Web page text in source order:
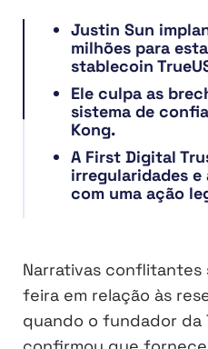
Justin Sun
milhões para
stablecoin
Ele culpa as
sistema de
Kong.
A First Digital
irregularidades e
com uma ação
Narrativas conflitantes
feira em relação às
quando o fundador da